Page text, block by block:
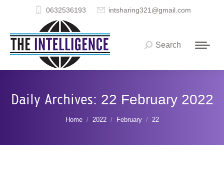
0632536193 intsharing321@gmail.com
Search:
Search
Daily Archives: 22 February 2022
You are here:
Home 2022 February 22